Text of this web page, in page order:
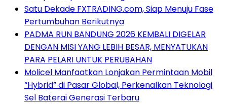
Satu Dekade FXTRADING.com, Siap Menuju Fase
Pertumbuhan Berikutnya
PADMA RUN BANDUNG 2026 KEMBALI DIGELAR
DENGAN MISI YANG LEBIH BESAR, MENYATUKAN
PARA PELARI UNTUK PERUBAHAN
Molicel Manfaatkan Lonjakan Permintaan Mobil
“Hybrid” di Pasar Global, Perkenalkan Teknologi
Sel Baterai Generasi Terbaru